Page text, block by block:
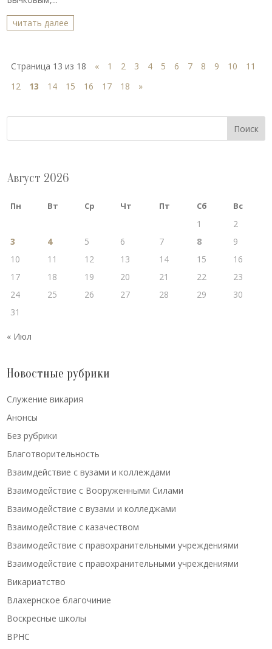
читать далее
Страница 13 из 18 « 1 2 3 4 5 6 7 8 9 10
11
12
13 14 15 16 17 18 »
Поиск
Август 2026
Пн Вт Ср Чт Пт Сб Вс
1
2
3
4 5 6 7 8
9
10
11 12 13 14 15
16
17
18 19 20 21 22
23
24
25 26 27 28 29
30
31
« Июл
Новостные рубрики
Cлужение викария
Анонсы
Без рубрики
Благотворительность
Взаимдействие с вузами и коллеждами
Взаимодействие с Вооруженными Силами
Взаимодействие с вузами и колледжами
Взаимодействие с казачеством
Взаимодействие с правохранительными учреждениями
Взаимодействие с правохранительными учреждениями
Викариатство
Влахернское благочиние
Воскресные школы
ВРНС